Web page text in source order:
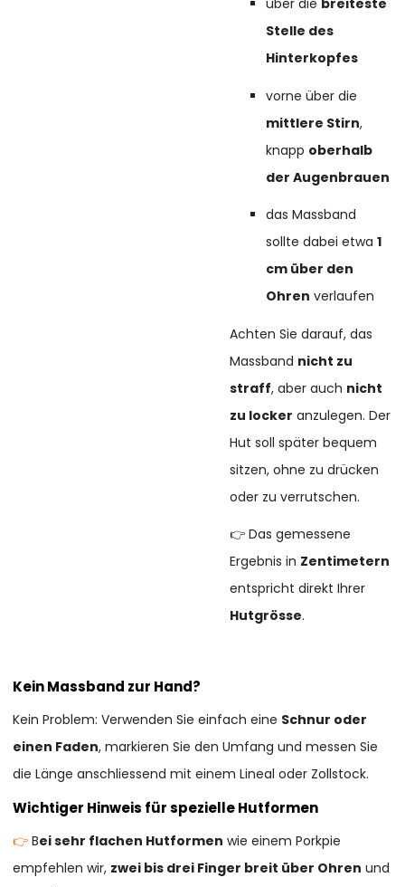
über die breiteste
Stelle des
Hinterkopfes
vorne über die
mittlere Stirn,
knapp oberhalb
der Augenbrauen
das Massband
sollte dabei etwa1
cm über den
Ohren verlaufen
Achten Sie darauf, das
Massband nicht zu
straff, aber auch nicht
zu locker anzulegen. Der
Hut soll später bequem
sitzen, ohne zu drücken
oder zu verrutschen.
👉 Das gemessene
Ergebnis in Zentimetern
entspricht direkt Ihrer
Hutgrösse.
Kein Massband zur Hand?
Kein Problem: Verwenden Sie einfach eine Schnur oder
einen Faden, markieren Sie den Umfang und messen Sie
die Länge anschliessend mit einem Lineal oder Zollstock.
Wichtiger Hinweis für spezielle Hutformen
👉Bei sehr flachen Hutformen wie einem Porkpie
empfehlen wir, zwei bis drei Finger breit über Ohren und